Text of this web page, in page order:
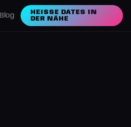
Blog
HEISSE DATES IN D
ER NÄHE